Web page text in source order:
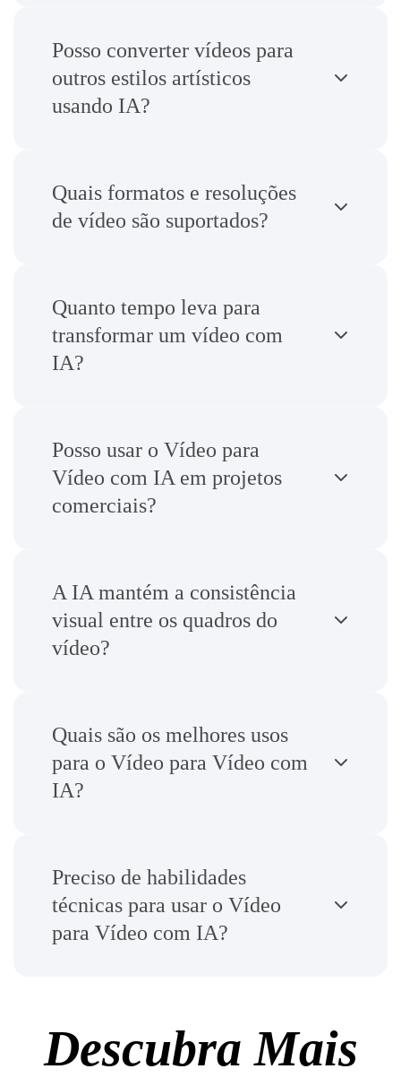
Posso converter vídeos para
outros estilos artísticos
usando IA?
Quais formatos e resoluções
de vídeo são suportados?
Quanto tempo leva para
transformar um vídeo com
IA?
Posso usar o Vídeo para
Vídeo com IA em projetos
comerciais?
A IA mantém a consistência
visual entre os quadros do
vídeo?
Quais são os melhores usos
para o Vídeo para Vídeo com
IA?
Preciso de habilidades
técnicas para usar o Vídeo
para Vídeo com IA?
Descubra Mais